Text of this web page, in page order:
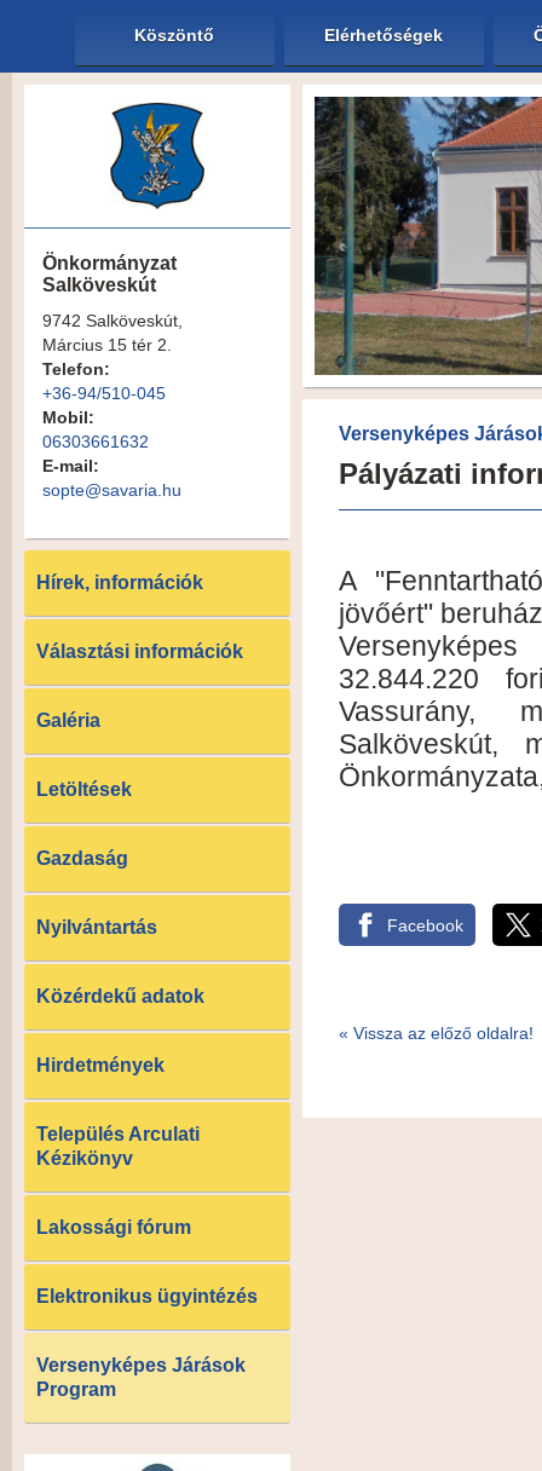
Köszöntő Elérhetőségek
Önkormányzat
Salköveskút
9742 Salköveskút,
Március 15 tér 2.
Telefon:
+36-94/510-045
Mobil:
06303661632
E-mail:
sopte@savaria.hu
Hírek, információk
Választási információk
Galéria
Letöltések
Gazdaság
Nyilvántartás
Közérdekű adatok
Hirdetmények
Település Arculati
Kézikönyv
Lakossági fórum
Elektronikus ügyintézés
Versenyképes Járások
Program
Versenyképes
Pályázati
A
jövőért"
32.844.220
Vassurány,
Salköveskút,
Facebook
« Vissza az előző oldalra!